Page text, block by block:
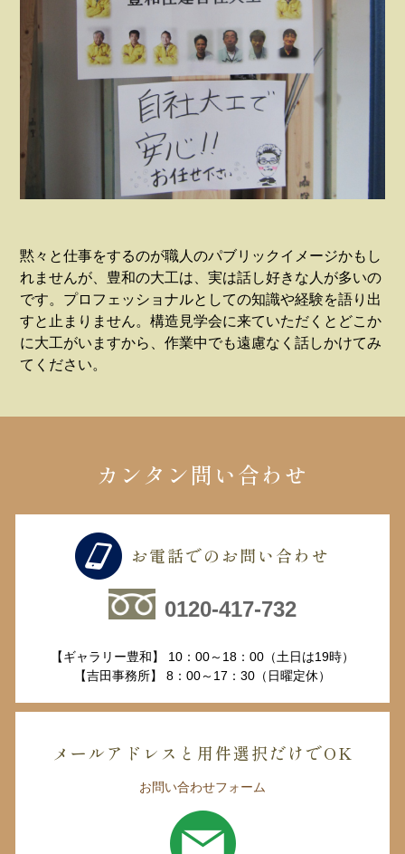
黙々と仕事をするのが職人のパブリックイメージかもし
れませんが、豊和の大工は、実は話し好きな人が多いの
です。プロフェッショナルとしての知識や経験を語り出
すと止まりません。構造見学会に来ていただくとどこか
に大工がいますから、作業中でも遠慮なく話しかけてみ
てください。
カンタン問い合わせ
お電話でのお問い合わせ
0120-417-732
【ギャラリー豊和】 10：00～18：00（土日は19時）
【吉田事務所】 8：00～17：30（日曜定休）
メールアドレスと用件選択だけでOK
お問い合わせフォーム